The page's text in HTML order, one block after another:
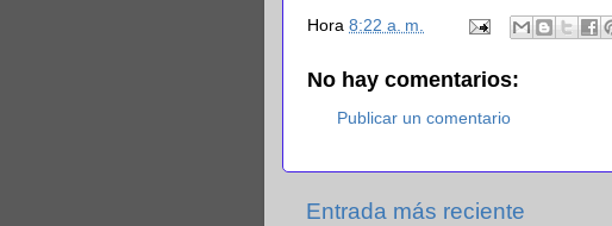
Hora 8:22 a. m.
No hay comentarios:
Publicar un comentario
Entrada más reciente